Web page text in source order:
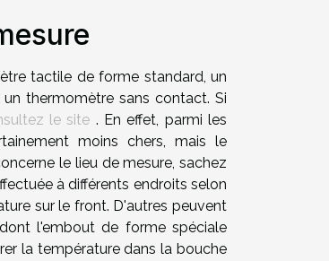
tactile de forme standard, un
thermomètre sans contact. Si
le site . En effet, parmi les
moins chers, mais le
le lieu de mesure, sachez
à différents endroits selon
sur le front. D'autres peuvent
l'embout de forme spéciale
la température dans la bouche